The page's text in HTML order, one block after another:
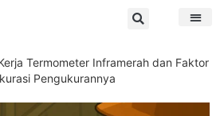
Termometer Inframerah dan Faktor
Pengukurannya